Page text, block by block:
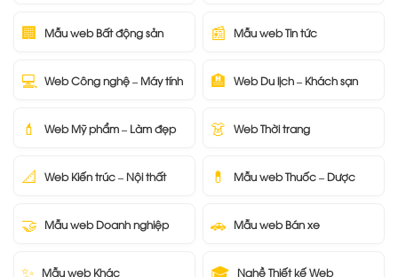
🏢 Mẫu web Bất động sản 📰 Mẫu web Tin tức
💻 Web Công nghệ – Máy tính 🏨 Web Du lịch – Khách sạn
💄 Web Mỹ phẩm – Làm đẹp 👗 Web Thời trang
📐 Web Kiến trúc – Nội thất 💊 Mẫu web Thuốc – Dược
🤝 Mẫu web Doanh nghiệp 🚗 Mẫu web Bán xe
✨ Mẫu web Khác 🎓 Nghề Thiết kế Web